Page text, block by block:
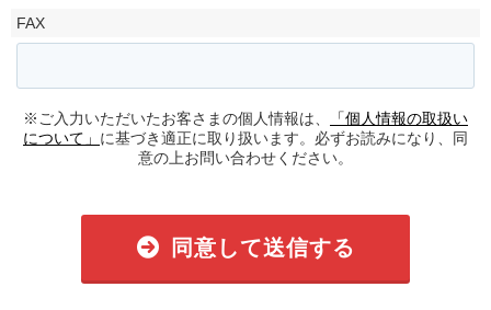
FAX
※ご入力いただいたお客さまの個人情報は、
「個人情報の取扱い
について」 に基づき適正に取り扱います。必ずお読みになり、同
意の上お問い合わせください。
同意して送信する